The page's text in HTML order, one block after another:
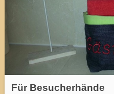
Für Besucherhände